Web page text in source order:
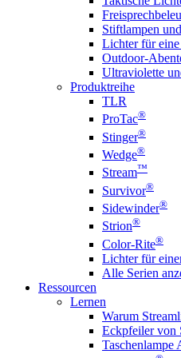
Stiftlampen
Lichter für eine
Outdoor-
Ultraviolette
Produktreihe
TLR
ProTac®
Stinger®
Wedge®
Stream™
Survivor®
Sidewinder®
Strion®
Color-Rite®
Lichter für
Alle Serien
Ressourcen
Lernen
Warum
Eckpfeiler von
Taschenlampe